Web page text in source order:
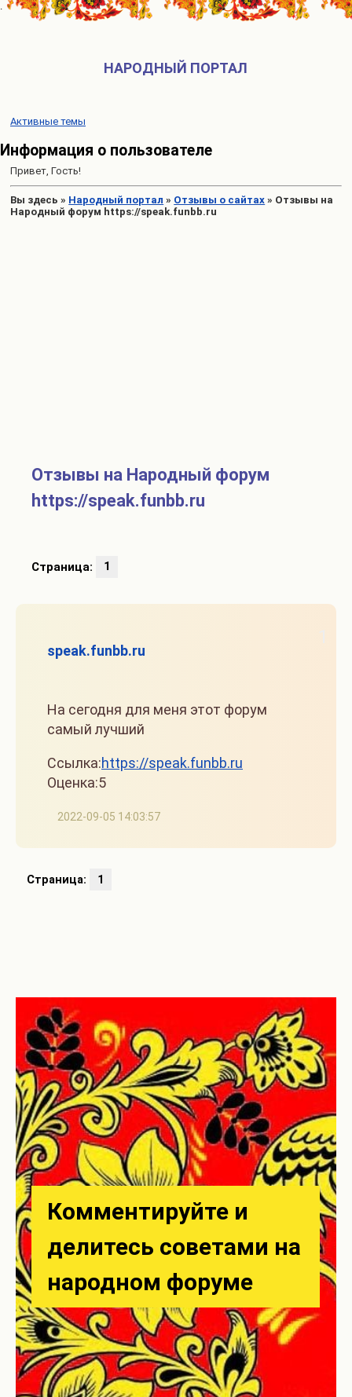
НАРОДНЫЙ ПОРТАЛ
Активные темы
Информация о пользователе
Привет, Гость!
Вы здесь » Народный портал » Отзывы о сайтах » Отзывы на
Народный форум https://speak.funbb.ru
Отзывы на Народный форум
https://speak.funbb.ru
Страница: 1
2022-09-05 14:03:57
speak.funbb.ru
На сегодня для меня этот форум
самый лучший
Ссылка:https://speak.funbb.ru
Оценка:5
Страница: 1